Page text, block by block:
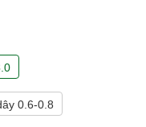
0.6-0.8